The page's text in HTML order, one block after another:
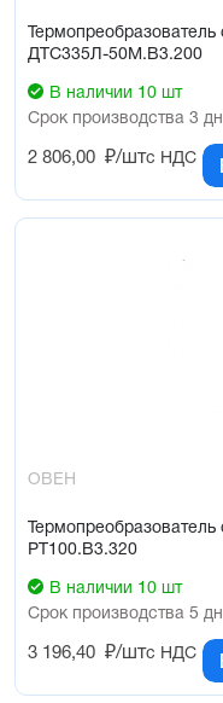
Термопреобразователь
ДТС335Л-50М.В3.200
В наличии 10 шт
Срок производства 3
2 806,00 ₽/штс НДС
ОВЕН
РТ100.В3.320
В наличии 10 шт
Срок производства 5
3 196,40 ₽/штс НДС